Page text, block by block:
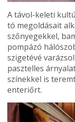
A távol-keleti
tó megoldásait
szőnyegekkel,
pompá­zó
szigetévé
pasztelles
színekkel is
enteriőrt.